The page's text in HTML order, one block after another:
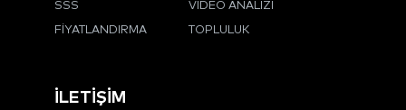
SSS
FIYATLANDIRMA
VIDEO ANALIZI
TOPLULUK
İLETIŞIM